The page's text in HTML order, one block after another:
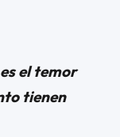
el temor
tienen